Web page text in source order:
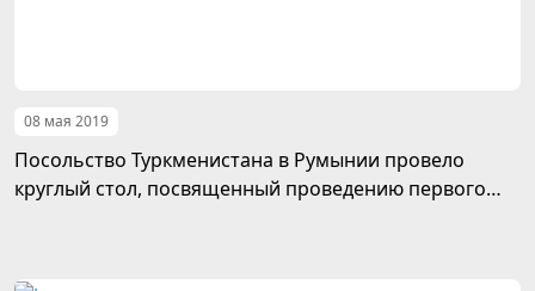
08 мая 2019
Посольство Туркменистана в Румынии провело
круглый стол, посвященный проведению первого